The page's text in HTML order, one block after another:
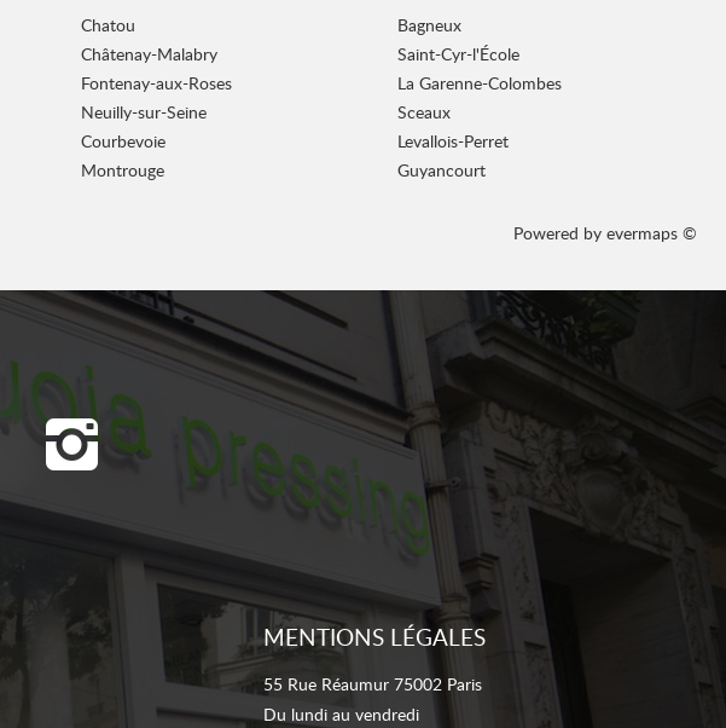
Chatou
Châtenay-Malabry
Fontenay-aux-Roses
Neuilly-sur-Seine
Courbevoie
Montrouge
Bagneux
Saint-Cyr-l'École
La Garenne-Colombes
Sceaux
Levallois-Perret
Guyancourt
Powered by evermaps ©
MENTIONS LÉGALES
55 Rue Réaumur 75002 Paris
Du lundi au vendredi